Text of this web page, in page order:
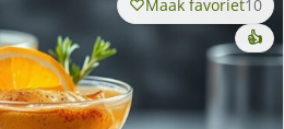
Maak favoriet10
👍